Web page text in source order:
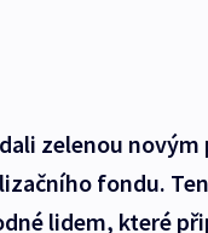
zelenou
fondu.
lidem, které